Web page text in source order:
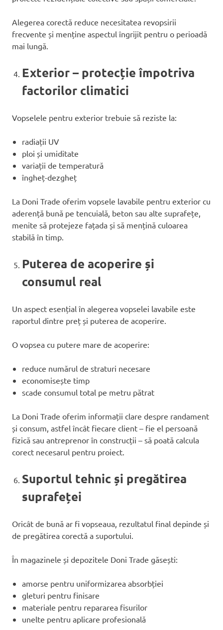
Alegerea corectă reduce necesitatea revopsirii
frecvente și menține aspectul îngrijit pentru o perioadă
mai lungă.
Exterior – protecție împotriva
factorilor climatici
Vopselele pentru exterior trebuie să reziste la:
radiații UV
ploi și umiditate
variații de temperatură
îngheț-dezgheț
La Doni Trade oferim vopsele lavabile pentru exterior cu
aderență bună pe tencuială, beton sau alte suprafețe,
menite să protejeze fațada și să mențină culoarea
stabilă în timp.
Puterea de acoperire și
consumul real
Un aspect esențial în alegerea vopselei lavabile este
raportul dintre preț și puterea de acoperire.
O vopsea cu putere mare de acoperire:
reduce numărul de straturi necesare
economisește timp
scade consumul total pe metru pătrat
La Doni Trade oferim informații clare despre randament
și consum, astfel încât fiecare client – fie el persoană
fizică sau antreprenor în construcții – să poată calcula
corect necesarul pentru proiect.
Suportul tehnic și pregătirea
suprafeței
Oricât de bună ar fi vopseaua, rezultatul final depinde și
de pregătirea corectă a suportului.
În magazinele și depozitele Doni Trade găsești:
amorse pentru uniformizarea absorbției
gleturi pentru finisare
materiale pentru repararea fisurilor
unelte pentru aplicare profesională